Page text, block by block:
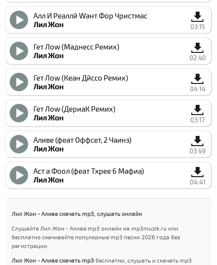
Алл И Реаллй Wант Фор Чристмас
Лил Жон
03:15
Гет Лоw (Маднесс Ремиx)
Лил Жон
02:40
Гет Лоw (Кеан Дйссо Ремиx)
Лил Жон
04:14
Гет Лоw (ДериаК Ремиx)
Лил Жон
03:17
Аливе (феат Оффсет, 2 Чаинз)
Лил Жон
03:49
Аcт а Фоол (феат Тхрее 6 Мафиа)
Лил Жон
04:41
Лил Жон - Аливе скачать mp3, слушать онлайн
Слушайте Лил Жон - Аливе mp3 онлайн на mp3muzik.ru или
бесплатно скачивайте популярные mp3 песни 2026 года без
регистрации.
Лил Жон - Аливе скачать mp3 бесплатно, слушать и скачать mp3